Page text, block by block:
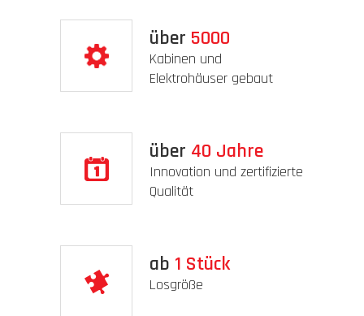
über 5000
Kabinen und
Elektrohäuser gebaut
über 40 Jahre
Innovation und zertifizierte
Qualität
ab 1 Stück
Losgröße